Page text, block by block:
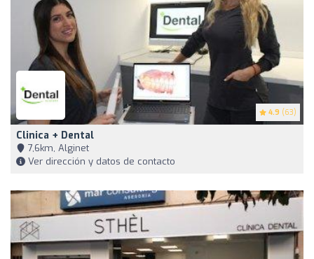
4.9 (63)
Clinica + Dental
7,6km, Alginet
Ver dirección y datos de contacto